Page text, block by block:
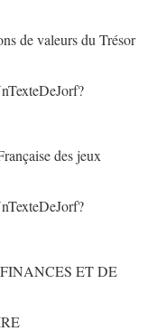
de valeurs du Trésor
des jeux
ET DE